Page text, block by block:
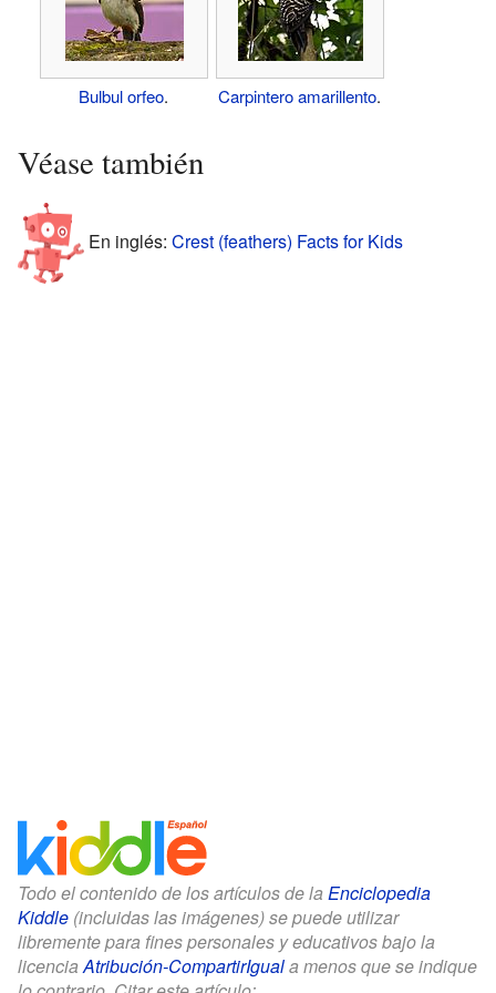
Bulbul orfeo. Carpintero amarillento.
Véase también
En inglés: Crest (feathers) Facts for Kids
Todo el contenido de los artículos de la Enciclopedia
Kiddle (incluidas las imágenes) se puede utilizar
libremente para fines personales y educativos bajo la
licenciaAtribución-CompartirIguala menos que se indique